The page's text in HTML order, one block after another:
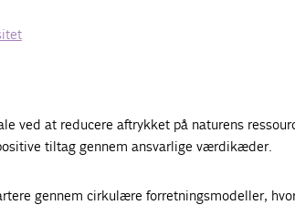
ved at reducere aftrykket på naturens
tiltag gennem ansvarlige værdikæder.
gennem cirkulære forretningsmodeller,